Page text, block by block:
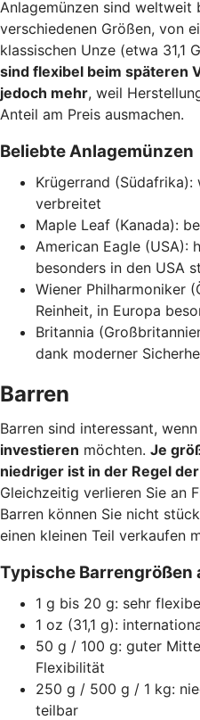
Anlagemünzen sind weltweit
verschiedenen Größen, von
klassischen Unze (etwa 31,1
sind flexibel beim späteren
jedoch mehr, weil
Anteil am Preis ausmachen.
Beliebte Anlagemünzen
Krügerrand
verbreitet
Maple Leaf (Kanada):
American Eagle (USA):
besonders in den USA
Wiener Philharmoniker
Reinheit, in Europa
Britannia
dank moderner
Barren
Barren sind interessant,
investieren möchten. Je
niedriger ist in der Regel
Gleichzeitig verlieren Sie an
Barren können Sie nicht
einen kleinen Teil verkaufen
Typische Barrengrößen
1 g bis 20 g: sehr
1 oz (31,1 g):
50 g / 100 g: guter
Flexibilität
250 g / 500 g / 1 kg:
teilbar